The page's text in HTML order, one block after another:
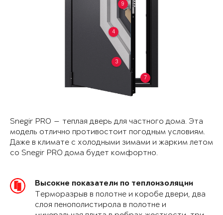
3
4
7
9
Snegir PRO — теплая дверь для частного дома. Эта
модель отлично противостоит погодным условиям.
Даже в климате с холодными зимами и жарким летом
со Snegir PRO дома будет комфортно.
Высокие показатели по теплоизоляции
Терморазрыв в полотне и коробе двери, два
слоя пенополистирола в полотне и